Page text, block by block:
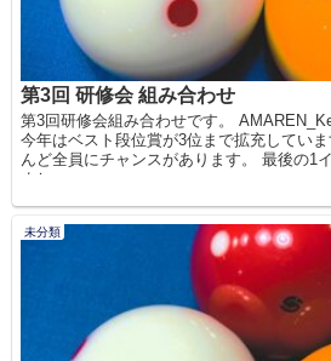
第3回 研修会 組み合わせ
第3回研修会組み合わせです。
今年はベスト段位賞が3位まで拡充してい
んど全員にチャンスがあります。 最後の1
ましょ...
未分類